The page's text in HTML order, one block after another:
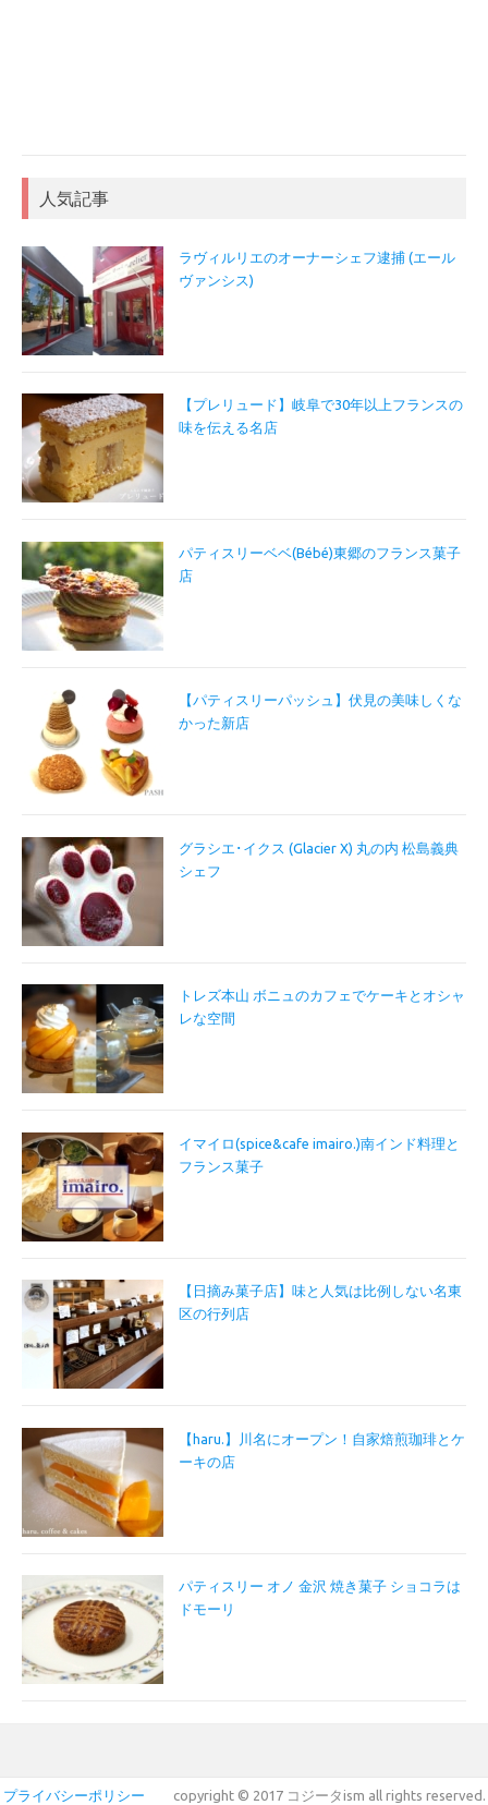
人気記事
ラヴィルリエのオーナーシェフ逮捕 (エール
ヴァンシス)
【プレリュード】岐阜で30年以上フランスの
味を伝える名店
パティスリーベベ(Bébé)東郷のフランス菓子
店
【パティスリーパッシュ】伏見の美味しくな
かった新店
グラシエ･イクス (Glacier X) 丸の内 松島義典
シェフ
トレズ本山 ボニュのカフェでケーキとオシャ
レな空間
イマイロ(spice&cafe imairo.)南インド料理と
フランス菓子
【日摘み菓子店】味と人気は比例しない名東
区の行列店
【haru.】川名にオープン！自家焙煎珈琲とケ
ーキの店
パティスリー オノ 金沢 焼き菓子 ショコラは
ドモーリ
プライバシーポリシー copyright © 2017 コジータism all rights reserved.